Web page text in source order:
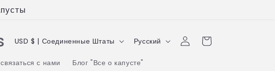
связаться с нами Блог "Все о капусте"
С
т
USD $ | Соединенные Штаты
Я
з
Русский Войти Корзина